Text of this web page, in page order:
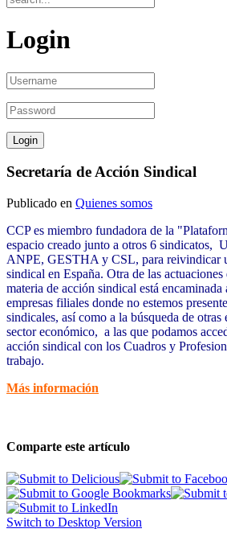
Login
Secretaría de Acción Sindical
Publicado en Quienes somos
CCP es miembro fundadora de la
espacio creado junto a otros 6 sindicatos,
ANPE, GESTHA y CSL, para reivindicar
sindical en España. Otra de las
materia de acción sindical está encaminada
empresas filiales donde no estemos
sindicales, así como a la búsqueda de otras
sector económico, a las que podamos
acción sindical con los Cuadros y
trabajo.
Más información
Comparte este artículo
Switch to Desktop Version